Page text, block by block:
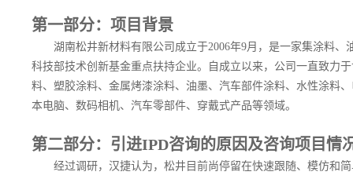
第一部分：项目背景
湖南松井新材料有限公司成立于2006年9月，是一家集涂料
科技部技术创新基金重点扶持企业。自成立以来，公司一直致力
料、塑胶涂料、金属烤漆涂料、油墨、汽车部件涂料、水性涂料
本电脑、数码相机、汽车零部件、穿戴式产品等领域。
第二部分：引进IPD咨询的原因及咨询项目情
经过调研，汉捷认为，松井目前尚停留在快速跟随、模仿和